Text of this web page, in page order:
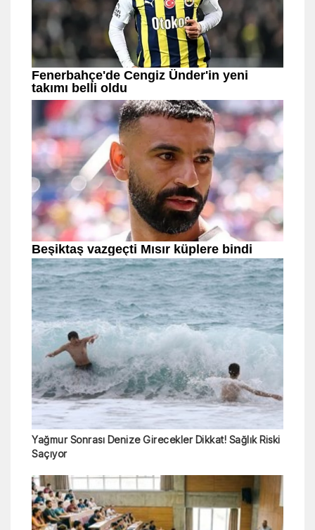
Yağmur Sonrası Denize Girecekler Dikkat! Sağlık Riski
Saçıyor